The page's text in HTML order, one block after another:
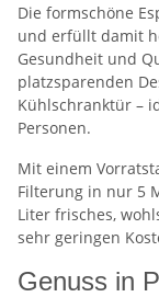
Die formschöne
und erfüllt damit
Gesundheit und
platzsparenden
Kühlschranktür –
Personen.
Mit einem
Filterung in nur 5
Liter frisches,
sehr geringen
Genuss in